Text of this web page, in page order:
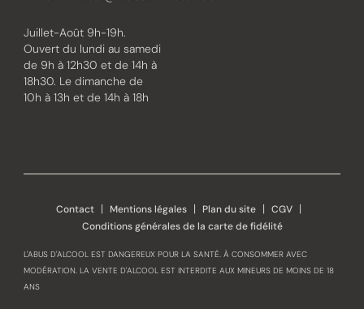
Juillet-Août 9h-19h.
Ouvert du lundi au samedi
de 9h à 12h30 et de 14h à
18h30. Le dimanche de
10h à 13h et de 14h à 18h
Contact Mentions légales Plan du site
CGV
Conditions générales de la carte de fidélité
L'ABUS D'ALCOOL EST DANGEREUX POUR LA SANTÉ. À CONSOMMER AVEC
MODÉRATION. LA VENTE D'ALCOOL EST INTERDITE AUX MINEURS DE MOINS DE 18
ANS